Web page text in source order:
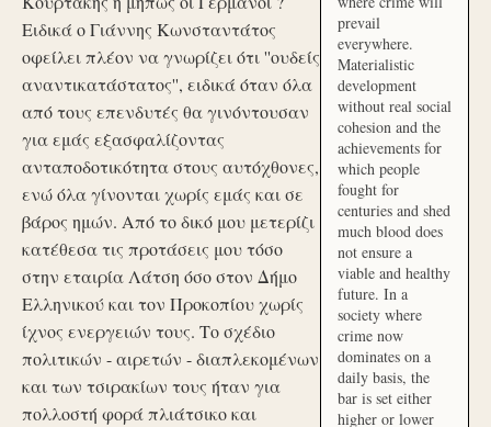
Ειδικά ο Γιάννης Κωνσταντάτος
οφείλει πλέον να γνωρίζει ότι ''ουδείς
αναντικατάστατος'', ειδικά όταν όλα
από τους επενδυτές θα γινόντουσαν
για εμάς εξασφαλίζοντας
ανταποδοτικότητα στους αυτόχθονες,
ενώ όλα γίνονται χωρίς εμάς και σε
βάρος ημών. Από το δικό μου μετερίζι
κατέθεσα τις προτάσεις μου τόσο
στην εταιρία Λάτση όσο στον Δήμο
Ελληνικού και τον Προκοπίου χωρίς
ίχνος ενεργειών τους. Το σχέδιο
πολιτικών - αιρετών - διαπλεκομένων
και των τσιρακίων τους ήταν για
πολλοστή φορά πλιάτσικο και
prevail
everywhere.
Materialistic
development
without real social
cohesion and the
achievements for
which people
fought for
centuries and shed
much blood does
not ensure a
viable and healthy
future. In a
society where
crime now
dominates on a
daily basis, the
bar is set either
higher or lower